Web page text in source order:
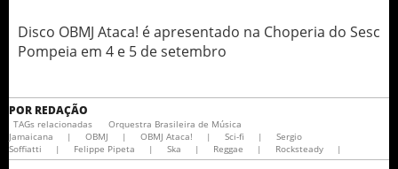
Disco OBMJ Ataca! é apresentado na Choperia do Sesc
Pompeia em 4 e 5 de setembro
POR REDAÇÃO
TAGs relacionadas
Orquestra Brasileira de Música
Jamaicana
| OBMJ | OBMJ Ataca! | Sci-fi |
Sergio
Soffiatti
| Felippe Pipeta | Ska | Reggae | Rocksteady |